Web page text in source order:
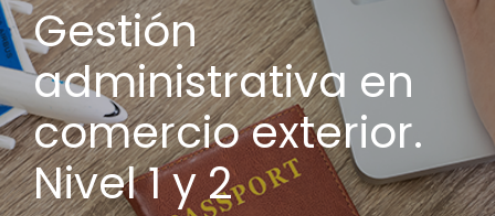
Gestión
administrativa en
comercio exterior.
Nivel 1 y 2